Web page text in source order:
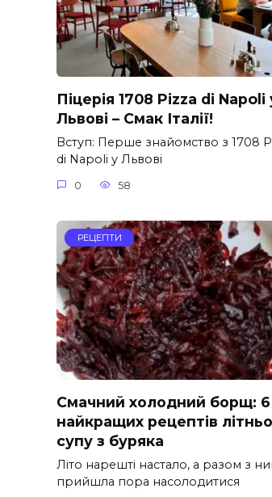
Піцерія 1708 Pizza di Napoli
Львові – Смак Італії!
Вступ: Перше знайомство з 1708
di Napoli у Львові
0 58
РЕЦЕПТИ
Смачний холодний борщ: 6
найкращих рецептів
супу з буряка
Літо нарешті настало, а разом з
прийшла пора насолодитися